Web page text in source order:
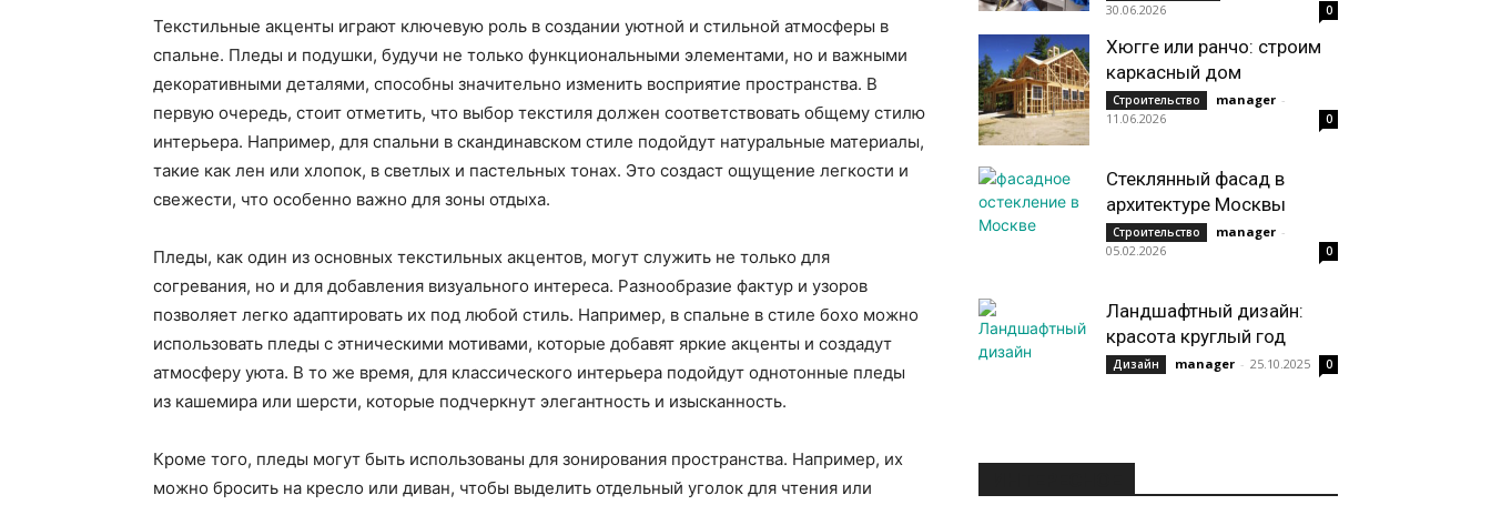
Текстильные акценты играют ключевую роль в создании уютной и стильной атмосферы в
спальне. Пледы и подушки, будучи не только функциональными элементами, но и важными
декоративными деталями, способны значительно изменить восприятие пространства. В
первую очередь, стоит отметить, что выбор текстиля должен соответствовать общему стилю
интерьера. Например, для спальни в скандинавском стиле подойдут натуральные материалы,
такие как лен или хлопок, в светлых и пастельных тонах. Это создаст ощущение легкости и
свежести, что особенно важно для зоны отдыха.
Пледы, как один из основных текстильных акцентов, могут служить не только для
согревания, но и для добавления визуального интереса. Разнообразие фактур и узоров
позволяет легко адаптировать их под любой стиль. Например, в спальне в стиле бохо можно
использовать пледы с этническими мотивами, которые добавят яркие акценты и создадут
атмосферу уюта. В то же время, для классического интерьера подойдут однотонные пледы
из кашемира или шерсти, которые подчеркнут элегантность и изысканность.
Кроме того, пледы могут быть использованы для зонирования пространства. Например, их
можно бросить на кресло или диван, чтобы выделить отдельный уголок для чтения или
30.06.2026
0
Хюгге или ранчо: строим
каркасный дом
Строительство manager -
11.06.2026
0
Стеклянный фасад в
архитектуре Москвы
Строительство manager -
05.02.2026
0
Ландшафтный дизайн:
красота круглый год
Дизайн manager - 25.10.2025 0